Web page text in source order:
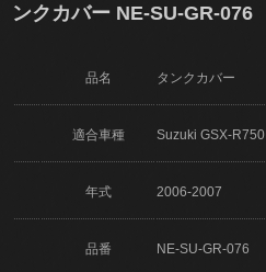
ンクカバー NE-SU-GR-076
品名 タンクカバー
適合車種 Suzuki GSX-R750
年式 2006-2007
品番 NE-SU-GR-076